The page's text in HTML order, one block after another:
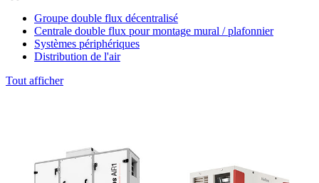
Groupe double flux décentralisé
Centrale double flux pour montage mural / plafonnier
Systèmes périphériques
Distribution de l'air
Tout afficher